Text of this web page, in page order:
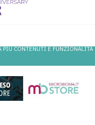
PIÙ CONTENUTI E FUNZIONALITÀ